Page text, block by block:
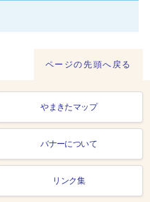
ページの先頭へ戻る
やまきたマップ
バナーについて
リンク集